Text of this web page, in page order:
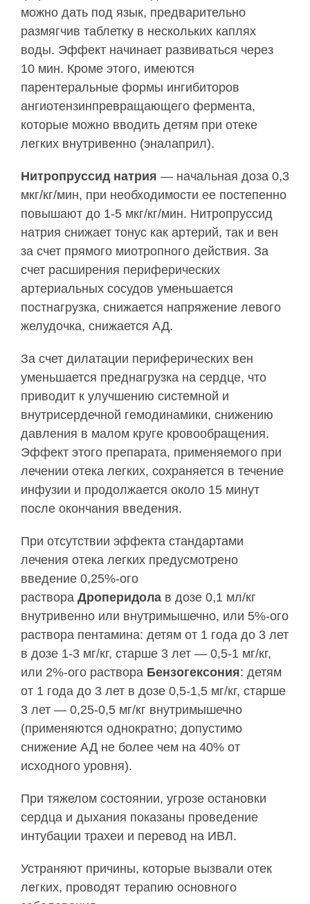
можно дать под язык, предварительно
размягчив таблетку в нескольких каплях
воды. Эффект начинает развиваться через
10 мин. Кроме этого, имеются
парентеральные формы ингибиторов
ангиотензинпревращающего фермента,
которые можно вводить детям при отеке
легких внутривенно (эналаприл).
Нитропруссид натрия — начальная доза 0,3
мкг/кг/мин, при необходимости ее постепенно
повышают до 1-5 мкг/кг/мин. Нитропруссид
натрия снижает тонус как артерий, так и вен
за счет прямого миотропного действия. За
счет расширения периферических
артериальных сосудов уменьшается
постнагрузка, снижается напряжение левого
желудочка, снижается АД.
За счет дилатации периферических вен
уменьшается преднагрузка на сердце, что
приводит к улучшению системной и
внутрисердечной гемодинамики, снижению
давления в малом круге кровообращения.
Эффект этого препарата, применяемого при
лечении отека легких, сохраняется в течение
инфузии и продолжается около 15 минут
после окончания введения.
При отсутствии эффекта стандартами
лечения отека легких предусмотрено
введение 0,25%-ого
раствора Дроперидола в дозе 0,1 мл/кг
внутривенно или внутримышечно, или 5%-ого
раствора пентамина: детям от 1 года до 3 лет
в дозе 1-3 мг/кг, старше 3 лет — 0,5-1 мг/кг,
или 2%-ого раствора Бензогексония: детям
от 1 года до 3 лет в дозе 0,5-1,5 мг/кг, старше
3 лет — 0,25-0,5 мг/кг внутримышечно
(применяются однократно; допустимо
снижение АД не более чем на 40% от
исходного уровня).
При тяжелом состоянии, угрозе остановки
сердца и дыхания показаны проведение
интубации трахеи и перевод на ИВЛ.
Устраняют причины, которые вызвали отек
легких, проводят терапию основного